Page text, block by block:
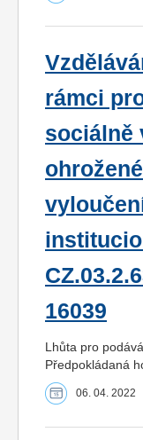
rámci
sociálně
16039
Lhůta pro
Předpokládaná
06. 04. 2022